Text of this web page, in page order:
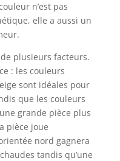
n’est pas
elle a aussi un
plusieurs facteurs.
: les couleurs
sont idéales pour
que les couleurs
grande pièce plus
pièce joue
nord gagnera
tandis qu’une